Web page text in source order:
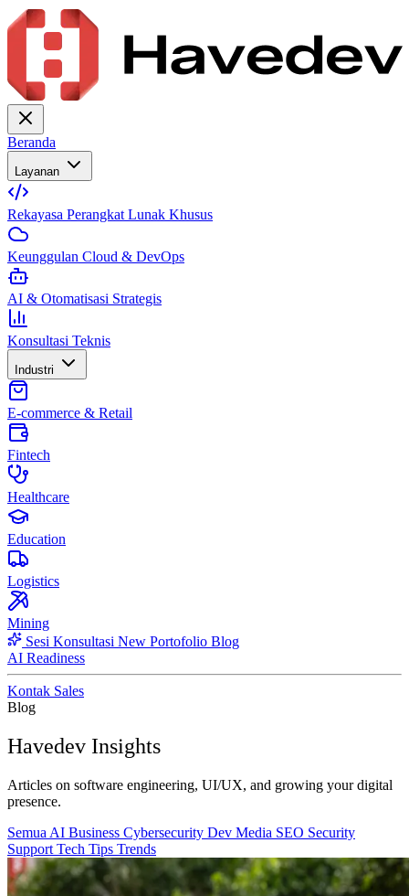
Beranda
Layanan
Rekayasa Perangkat Lunak Khusus
Keunggulan Cloud & DevOps
AI & Otomatisasi Strategis
Konsultasi Teknis
Industri
E-commerce & Retail
Fintech
Healthcare
Education
Logistics
Mining
Sesi Konsultasi New Portofolio Blog
AI Readiness
Kontak Sales
Blog
Havedev Insights
Articles on software engineering, UI/UX, and growing your digital
presence.
Semua AI Business Cybersecurity Dev Media SEO Security
Support Tech Tips Trends